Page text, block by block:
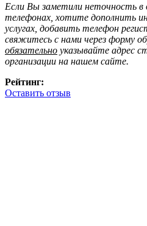
Если Вы заметили неточность в
телефонах, хотите дополнить
услугах, добавить телефон
свяжитесь с нами через форму
обязательно указывайте адрес
организации на нашем сайте.
Рейтинг:
Оставить отзыв